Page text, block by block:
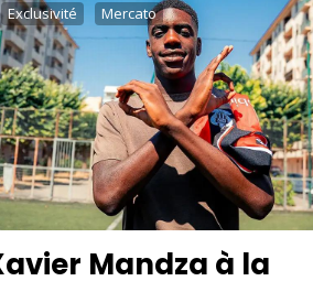
Exclusivité Mercato
Mandza à la